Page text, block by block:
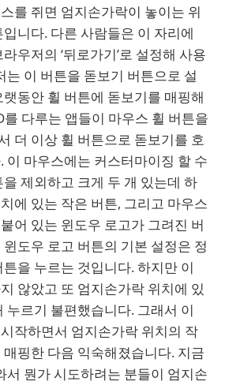
를 쥐면 엄지손가락이 놓이는 위
니다. 다른 사람들은 이 자리에
우저의 ‘뒤로가기’로 설정해 사용
는 이 버튼을 돋보기 버튼으로 설
동안 휠 버튼에 돋보기를 매핑해
다루는 앱들이 마우스 휠 버튼을
더 이상 휠 버튼으로 돋보기를 호
이 마우스에는 커스터마이징 할 수
제외하고 크게 두 개 있는데 하
에 있는 작은 버튼, 그리고 마우스
어 있는 윈도우 로고가 그려진 버
도우 로고 버튼의 기본 설정은 정
을 누르는 것입니다. 하지만 이
않았고 또 엄지손가락 위치에 있
누르기 불편했습니다. 그래서 이
작하면서 엄지손가락 위치의 작
핑한 다음 익숙해졌습니다. 지금
서 뭔가 시도하려는 분들이 엄지손